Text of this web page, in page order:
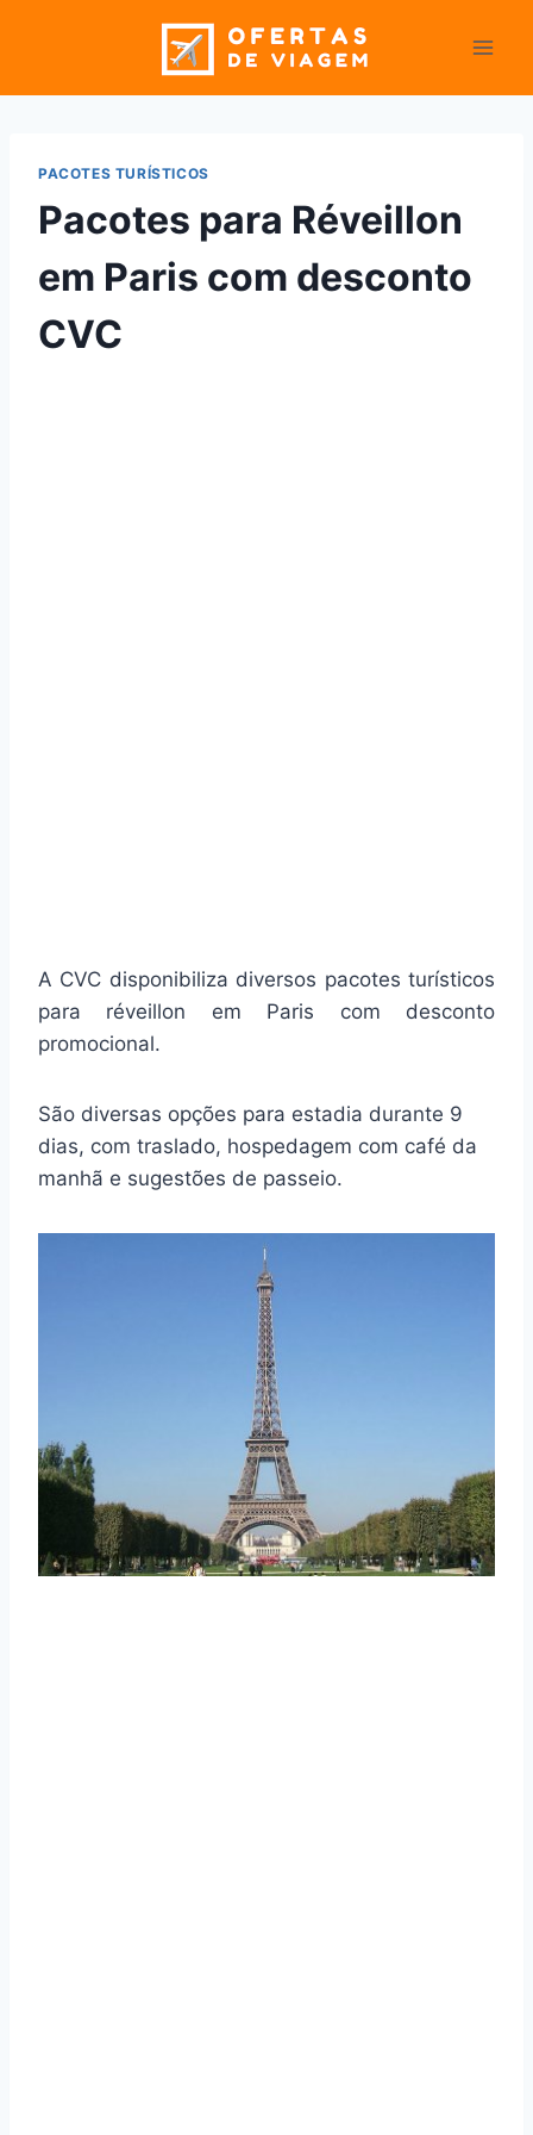
PACOTES TURÍSTICOS
Pacotes para Réveillon
em Paris com desconto
CVC
A CVC disponibiliza diversos pacotes turísticos
para réveillon em Paris com desconto
promocional.
São diversas opções para estadia durante 9
dias, com traslado, hospedagem com café da
manhã e sugestões de passeio.